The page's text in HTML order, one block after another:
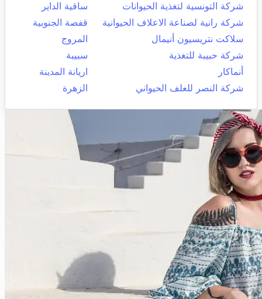
شركة التونسية لتغذية الحيوانات
ساقية الداير
شركة رانية لصناعة الاعلاف الحيوانية
قفصة الجنوبية
سلاكت نتريسيون أنيمال
المروج
شركة حبيبة للتغذية
سبيبة
أنماكار
اريانة المدينة
شركة النصر للعلف الحيواني
الزهرة